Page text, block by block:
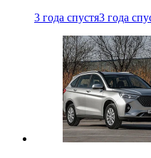
3 года спустя3 года